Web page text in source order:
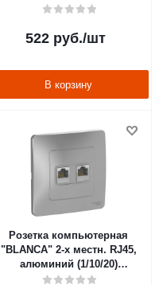
"SCHNEIDER"
522 руб./шт
В корзину
Розетка компьютерная
"BLANCA" 2-х местн. RJ45,
алюминий (1/10/20)
"SCHNEIDER"